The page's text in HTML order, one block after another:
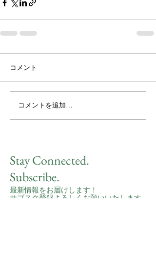
コメント
コメントを追加…
Stay Connected.
Subscribe.
最新情報をお届けします！
サブスク登録よろしくお願いいたします